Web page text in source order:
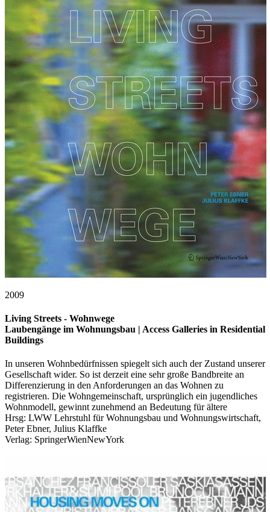
2009
Living Streets - Wohnwege
Laubengänge im Wohnungsbau | Access Galleries in Residential
Buildings
In unseren Wohnbedürfnissen spiegelt sich auch der Zustand unserer
Gesellschaft wider. So ist derzeit eine sehr große Bandbreite an
Differenzierung in den Anforderungen an das Wohnen zu
registrieren. Die Wohngemeinschaft, ursprünglich ein jugendliches
Wohnmodell, gewinnt zunehmend an Bedeutung für ältere
Hrsg: LWW Lehrstuhl für Wohnungsbau und Wohnungswirtschaft,
Peter Ebner, Julius Klaffke
Verlag: SpringerWienNewYork